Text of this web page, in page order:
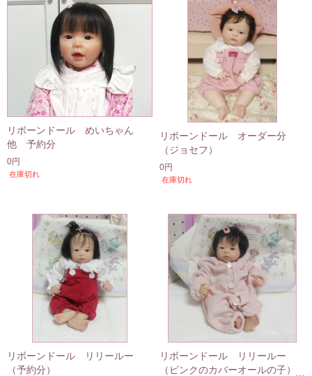
リボーンドール めいちゃん
他 予約分
0円
在庫切れ
リボーンドール オーダー分
（ジョセフ）
0円
在庫切れ
リボーンドール リリールー
（予約分）
リボーンドール リリールー
（ピンクのカバーオールの子）